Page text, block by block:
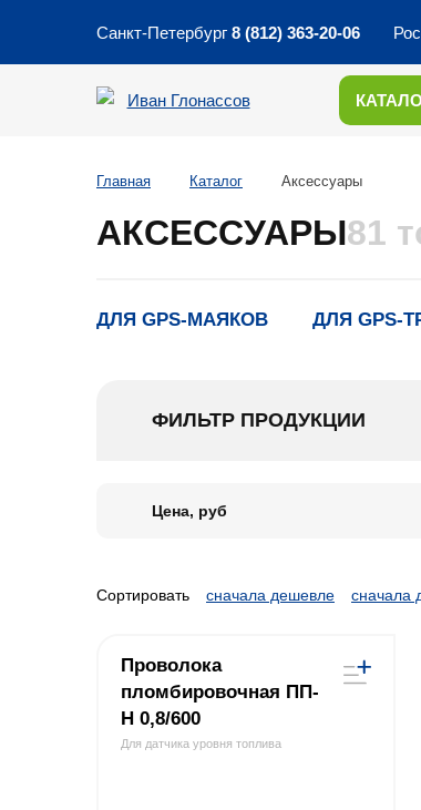
Санкт-Петербург 8 (812) 363-20-06
Главная Каталог Аксессуары
АКСЕССУАРЫ81
ДЛЯ GPS-МАЯКОВ ДЛЯ GPS-
ФИЛЬТР ПРОДУКЦИИ
Цена, руб
Сортировать сначала дешевле сначала
Проволока
пломбировочная ПП-
Н 0,8/600
Для датчика уровня топлива